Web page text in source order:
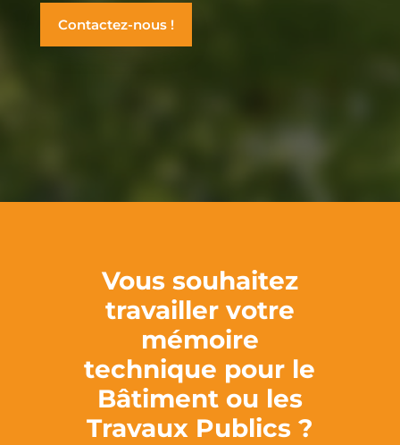
Contactez-nous !
Vous souhaitez
travailler votre
mémoire
technique pour le
Bâtiment ou les
Travaux Publics ?